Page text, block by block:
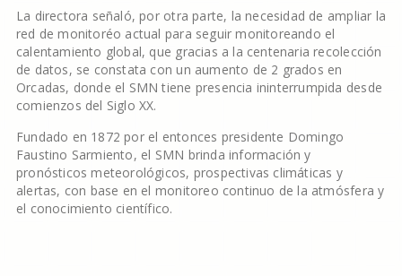
La directora señaló, por otra parte, la necesidad de ampliar la
red de monitoréo actual para seguir monitoreando el
calentamiento global, que gracias a la centenaria recolección
de datos, se constata con un aumento de 2 grados en
Orcadas, donde el SMN tiene presencia ininterrumpida desde
comienzos del Siglo XX.
Fundado en 1872 por el entonces presidente Domingo
Faustino Sarmiento, el SMN brinda información y
pronósticos meteorológicos, prospectivas climáticas y
alertas, con base en el monitoreo continuo de la atmósfera y
el conocimiento científico.